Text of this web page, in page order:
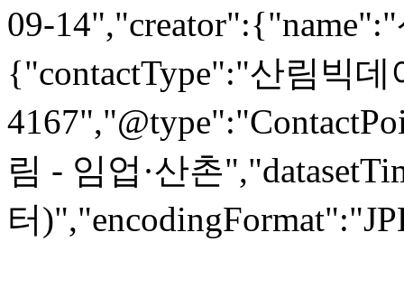
09-
{"contactType":"산림빅
림 - 임업·산촌
터